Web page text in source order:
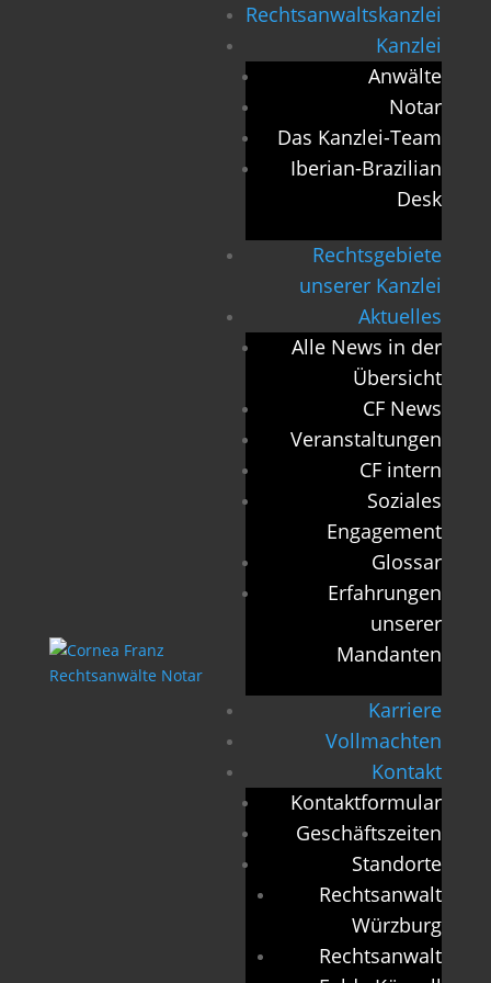
Rechtsanwaltskanzlei
Kanzlei
Anwälte
Notar
Das Kanzlei-Team
Iberian-Brazilian
Desk
Rechtsgebiete
unserer Kanzlei
Aktuelles
Alle News in der
Übersicht
CF News
Veranstaltungen
CF intern
Soziales
Engagement
Glossar
Erfahrungen
unserer
Mandanten
Karriere
Vollmachten
Kontakt
Kontaktformular
Geschäftszeiten
Standorte
Rechtsanwalt
Würzburg
Rechtsanwalt